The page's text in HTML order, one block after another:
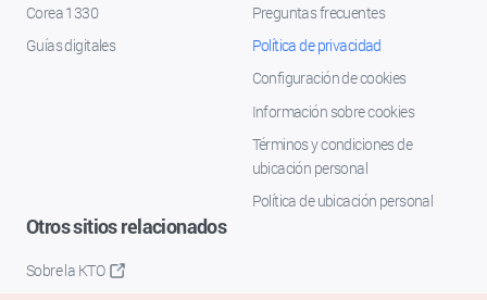
Corea 1330
Guías digitales
Preguntas frecuentes
Política de privacidad
Configuración de cookies
Información sobre cookies
Términos y condiciones de
ubicación personal
Política de ubicación personal
Otros sitios relacionados
Sobre la KTO